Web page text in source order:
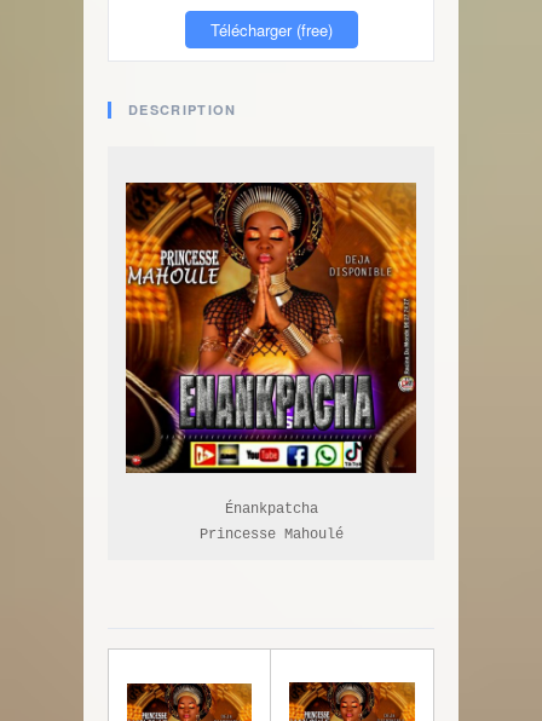
Télécharger (free)
DESCRIPTION
Énankpatcha
Princesse Mahoulé